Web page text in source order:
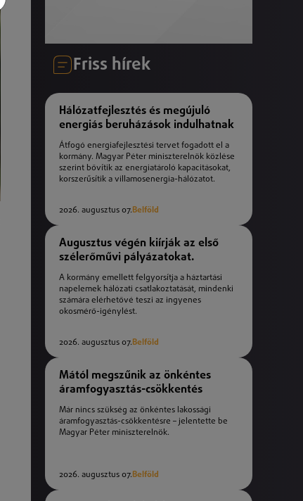
Friss hírek
Hálózatfejlesztés és megújuló
energiás beruházások indulhatnak
Átfogó energiafejlesztési tervet fogadott el a
kormány. Magyar Péter miniszterelnök közlése
szerint bővítik az energiatároló kapacitásokat,
korszerűsítik a villamosenergia-hálózatot.
2026. augusztus 07.Belföld
Augusztus végén kiírják az első
szélerőművi pályázatokat.
A kormány emellett felgyorsítja a háztartási
napelemek hálózati csatlakoztatását, mindenki
számára elérhetővé teszi az ingyenes
okosmérő-igénylést.
2026. augusztus 07.Belföld
Mától megszűnik az önkéntes
áramfogyasztás-csökkentés
Már nincs szükség az önkéntes lakossági
áramfogyasztás-csökkentésre – jelentette be
Magyar Péter miniszterelnök.
2026. augusztus 07.Belföld